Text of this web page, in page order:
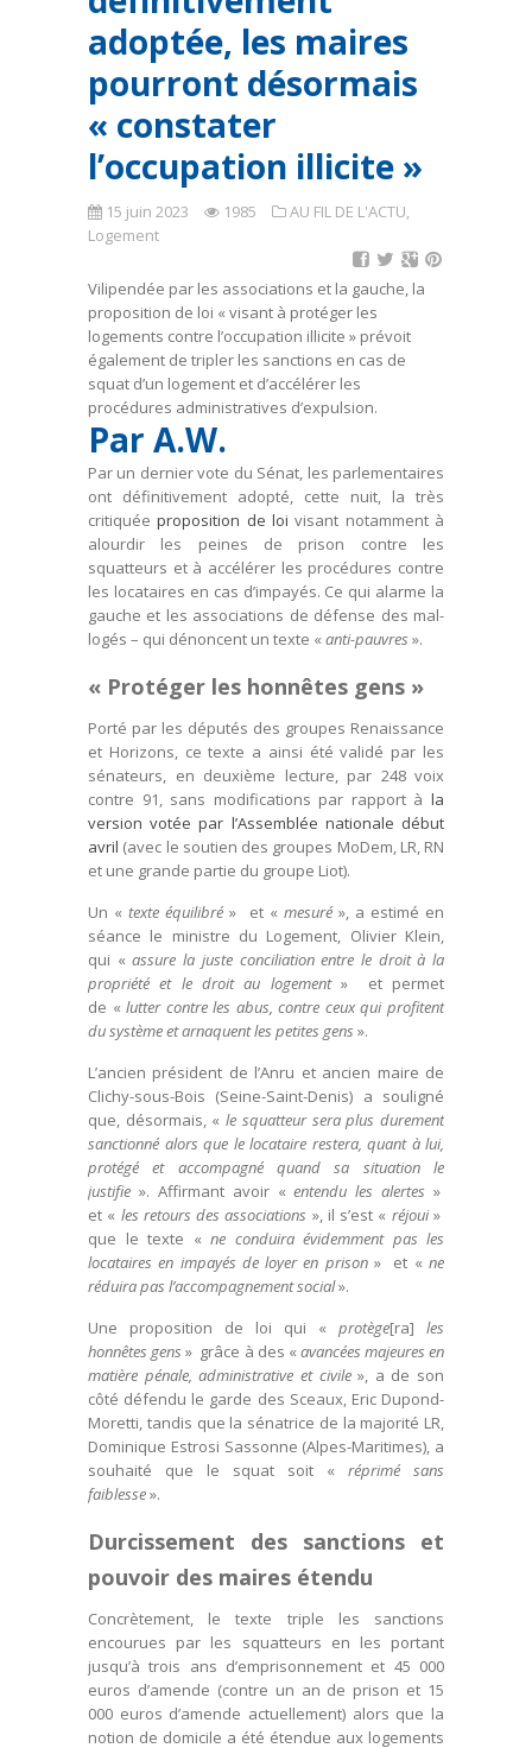
adoptée, les maires
pourront désormais
« constater
l’occupation illicite »
15 juin 2023 1985 AU FIL DE L'ACTU,
Logement
Vilipendée par les associations et la gauche, la
proposition de loi « visant à protéger les
logements contre l’occupation illicite » prévoit
également de tripler les sanctions en cas de
squat d’un logement et d’accélérer les
procédures administratives d’expulsion.
Par A.W.
Par un dernier vote du Sénat, les parlementaires
ont définitivement adopté, cette nuit, la très
critiquéeproposition de loi visant notamment à
alourdir les peines de prison contre les
squatteurs et à accélérer les procédures contre
les locataires en cas d’impayés. Ce qui alarme la
gauche et les associations de défense des mal-
logés – qui dénoncent un texte « anti-pauvres ».
« Protéger les honnêtes gens »
Porté par les députés des groupes Renaissance
et Horizons, ce texte a ainsi été validé par les
sénateurs, en deuxième lecture, par 248 voix
contre 91, sans modifications par rapport à la
version votée par l’Assemblée nationale début
avril (avec le soutien des groupes MoDem, LR, RN
et une grande partie du groupe Liot).
Un « texte équilibré» et « mesuré », a estimé en
séance le ministre du Logement, Olivier Klein,
qui « assure la juste conciliation entre le droit à la
propriété et le droit au logement» et permet
de «lutter contre les abus, contre ceux qui profitent
du système et arnaquent les petites gens ».
L’ancien président de l’Anru et ancien maire de
Clichy-sous-Bois (Seine-Saint-Denis) a souligné
que, désormais, «le squatteur sera plus durement
sanctionné alors que le locataire restera, quant à lui,
protégé et accompagné quand sa situation le
justifie ». Affirmant avoir «entendu les alertes »
et « les retours des associations », il s’est « réjoui»
que le texte « ne conduira évidemment pas les
locataires en impayés de loyer en prison» et « ne
réduira pas l’accompagnement social».
Une proposition de loi qui « protège[ra] les
honnêtes gens» grâce à des « avancées majeures en
matière pénale, administrative et civile», a de son
côté défendu le garde des Sceaux, Eric Dupond-
Moretti, tandis que la sénatrice de la majorité LR,
Dominique Estrosi Sassonne (Alpes-Maritimes), a
souhaité que le squat soit « réprimé sans
faiblesse».
Durcissement des sanctions et
pouvoir des maires étendu
Concrètement, le texte triple les sanctions
encourues par les squatteurs en les portant
jusqu’à trois ans d’emprisonnement et 45 000
euros d’amende (contre un an de prison et 15
000 euros d’amende actuellement) alors que la
notion de domicile a été étendue aux logements